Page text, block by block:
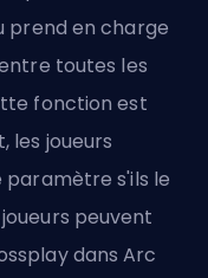
prend en charge
toutes les
fonction est
les joueurs
s'ils le
peuvent
dans Arc